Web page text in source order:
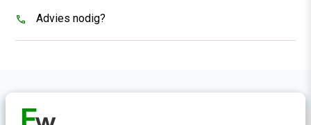
Advies nodig?
Anderen bekeken ook